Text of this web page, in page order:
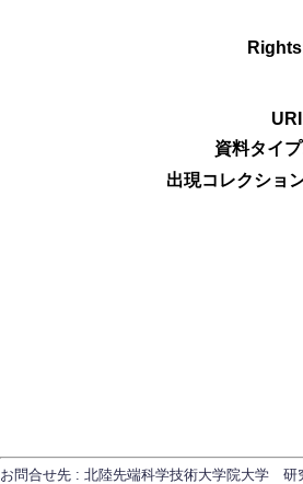
資料タイ
出現コレクショ
お問合せ先 : 北陸先端科学技術大学院大学